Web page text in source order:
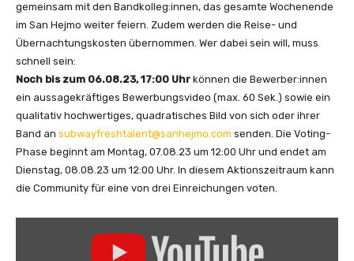
gemeinsam mit den Bandkolleg:innen, das gesamte Wochenende
im San Hejmo weiter feiern. Zudem werden die Reise- und
Übernachtungskosten übernommen. Wer dabei sein will, muss
schnell sein:
Noch bis zum 06.08.23, 17:00 Uhr können die Bewerber:innen
ein aussagekräftiges Bewerbungsvideo (max. 60 Sek.) sowie ein
qualitativ hochwertiges, quadratisches Bild von sich oder ihrer
Band an subwayfreshtalent@sanhejmo.com senden. Die Voting-
Phase beginnt am Montag, 07.08.23 um 12:00 Uhr und endet am
Dienstag, 08.08.23 um 12:00 Uhr. In diesem Aktionszeitraum kann
die Community für eine von drei Einreichungen voten.